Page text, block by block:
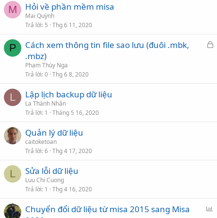
M Hỏi về phần mềm misa
Mai Quỳnh
Trả lời 5 Thg 6 11, 2020
P
Cách xem thông tin file sao lưu (đuôi .mbk,
.mbz)
Phạm Thùy Nga
Trả lời 0 Thg 6 8, 2020
L Lập lịch backup dữ liệu
La Thành Nhân
Trả lời 1 Tháng 5 16, 2020
Quản lý dữ liệu
caitoketoan
Trả lời 6 Thg 4 17, 2020
L Sửa lỗi dữ liệu
Luu Chi Cuong
Trả lời 1 Thg 4 16, 2020
Chuyển đổi dữ liệu từ misa 2015 sang Misa